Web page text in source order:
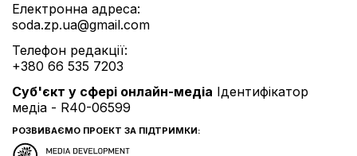
Електронна адреса:
soda.zp.ua@gmail.com
Телефон редакції:
+380 66 535 7203
Cуб'єкт у сфері онлайн-медіа Ідентифікатор
медіа - R40-06599
РОЗВИВАЄМО ПРОЕКТ ЗА ПІДТРИМКИ: